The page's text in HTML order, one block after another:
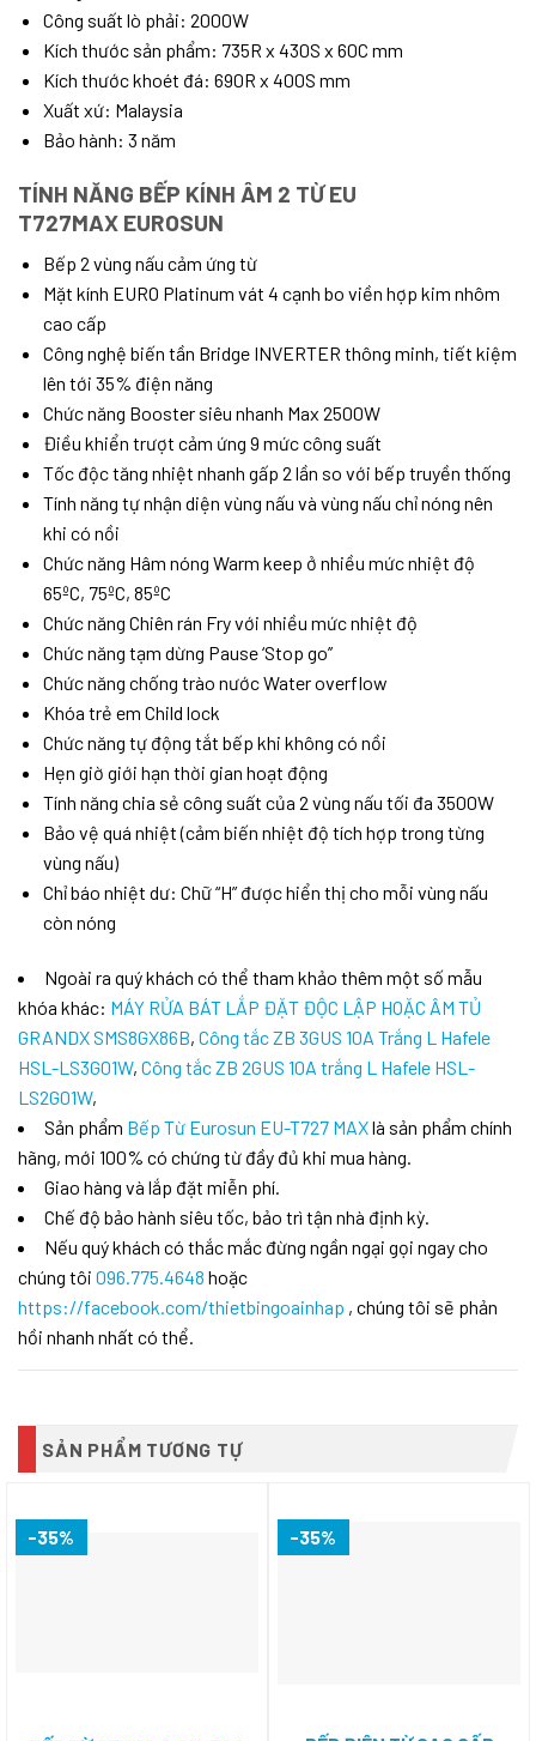
Công suất lò phải: 2000W
Kích thước sản phẩm: 735R x 430S x 60C mm
Kích thước khoét đá: 690R x 400S mm
Xuất xứ: Malaysia
Bảo hành: 3 năm
TÍNH NĂNG BẾP KÍNH ÂM 2 TỪ EU
T727MAX EUROSUN
Bếp 2 vùng nấu cảm ứng từ
Mặt kính EURO Platinum vát 4 cạnh bo viền hợp kim nhôm
cao cấp
Công nghệ biến tần Bridge INVERTER thông minh, tiết kiệm
lên tới 35% điện năng
Chức năng Booster siêu nhanh Max 2500W
Điều khiển trượt cảm ứng 9 mức công suất
Tốc độc tăng nhiệt nhanh gấp 2 lần so với bếp truyền thống
Tính năng tự nhận diện vùng nấu và vùng nấu chỉ nóng nên
khi có nồi
Chức năng Hâm nóng Warm keep ở nhiều mức nhiệt độ
65ºC, 75ºC, 85ºC
Chức năng Chiên rán Fry với nhiều mức nhiệt độ
Chức năng tạm dừng Pause ‘Stop go’’
Chức năng chống trào nước Water overflow
Khóa trẻ em Child lock
Chức năng tự động tắt bếp khi không có nồi
Hẹn giờ giới hạn thời gian hoạt động
Tính năng chia sẻ công suất của 2 vùng nấu tối đa 3500W
Bảo vệ quá nhiệt (cảm biến nhiệt độ tích hợp trong từng
vùng nấu)
Chỉ báo nhiệt dư: Chữ “H” được hiển thị cho mỗi vùng nấu
còn nóng
Ngoài ra quý khách có thể tham khảo thêm một số mẫu
khóa khác: MÁY RỬA BÁT LẮP ĐẶT ĐỘC LẬP HOẶC ÂM TỦ
GRANDX SMS8GX86B, Công tắc ZB 3GUS 10A Trắng L Hafele
HSL-LS3G01W, Công tắc ZB 2GUS 10A trắng L Hafele HSL-
LS2G01W,
Sản phẩm Bếp Từ Eurosun EU-T727 MAXlà sản phẩm chính
hãng, mới 100% có chứng từ đầy đủ khi mua hàng.
Giao hàng và lắp đặt miễn phí.
Chế độ bảo hành siêu tốc, bảo trì tận nhà định kỳ.
Nếu quý khách có thắc mắc đừng ngần ngại gọi ngay cho
chúng tôi 096.775.4648 hoặc
https://facebook.com/thietbingoainhap , chúng tôi sẽ phản
hồi nhanh nhất có thể.
SẢN PHẨM TƯƠNG TỰ
-35% -35%